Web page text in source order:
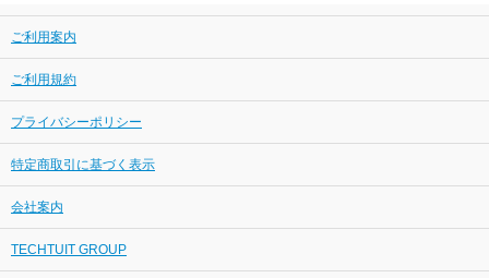
ご利用案内
ご利用規約
プライバシーポリシー
特定商取引に基づく表示
会社案内
TECHTUIT GROUP